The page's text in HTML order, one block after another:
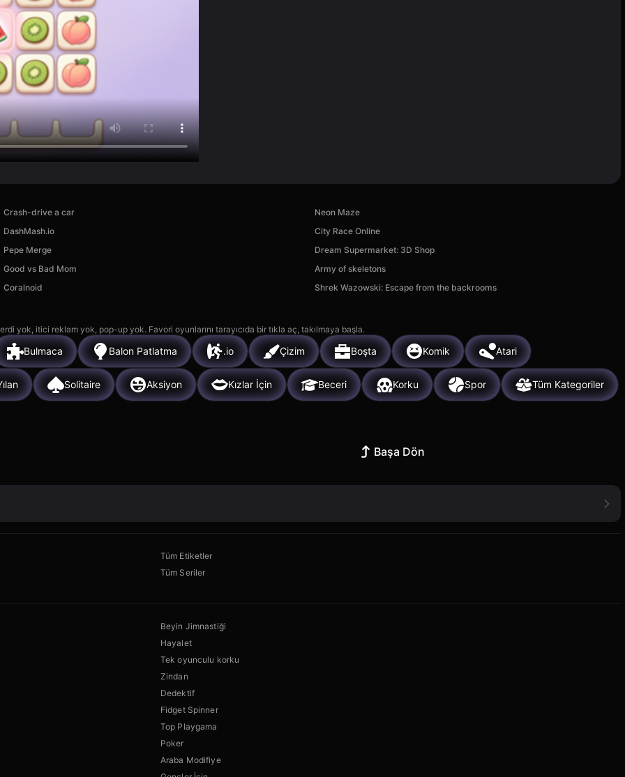
Crash-drive a car
Neon Maze
DashMash.io
City Race Online
Pepe Merge
Dream Supermarket: 3D Shop
Good vs Bad Mom
Army of skeletons
Coralnoid
Shrek Wazowski: Escape from the backrooms
yok, itici reklam yok, pop-up yok. Favori oyunlarını tarayıcıda bir tıkla aç, takılmaya başla.
Bulmaca Balon Patlatma .io Çizim Boşta Komik Atari
Solitaire Aksiyon Kızlar İçin Beceri Korku Spor Tüm Kategoriler
Başa Dön
Tüm Etiketler
Tüm Seriler
Beyin Jimnastiği
Hayalet
Tek oyunculu korku
Zindan
Dedektif
Fidget Spinner
Top Playgama
Poker
Araba Modifiye